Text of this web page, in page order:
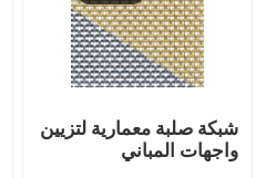
القضايا
شبكة أسلاك معدنية مثقبة
شبكة صلبة معمارية لتزيين
واجهات المباني